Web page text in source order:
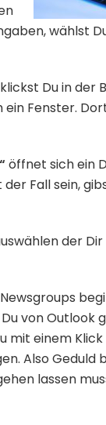
wählst
Du in der
Fenster.
öffnet sich ein
Fall sein,
der
von Outlook
mit einem Klick
Also Geduld
lassen